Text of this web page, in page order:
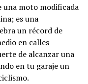
una moto modificada
es una
un récord de
en calles
de alcanzar una
en tu garaje un